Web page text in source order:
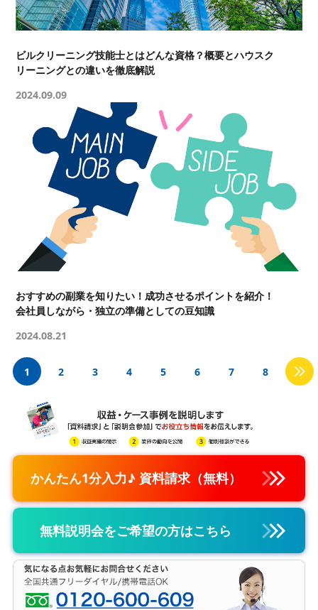
ビルクリーニング技能士とはどんな資格？概要とハウスク
リーニングとの違いを徹底解説
2024.09.09
おすすめの副業を知りたい！成功させるポイントを紹介！
会社員しながら・独立の準備としての豆知識
2024.08.21
1 2 3 4 5 6 7 8
かんたん1分入力♪ 資料請求（無料）
無料説明会をご希望の方はこちら